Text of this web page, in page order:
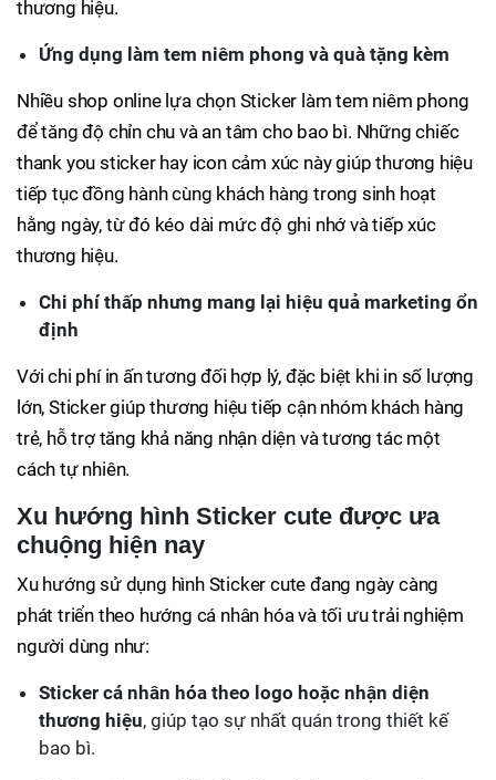
thương hiệu.
Ứng dụng làm tem niêm phong và quà tặng kèm
Nhiều shop online lựa chọn Sticker làm tem niêm phong
để tăng độ chỉn chu và an tâm cho bao bì. Những chiếc
thank you sticker hay icon cảm xúc này giúp thương hiệu
tiếp tục đồng hành cùng khách hàng trong sinh hoạt
hằng ngày, từ đó kéo dài mức độ ghi nhớ và tiếp xúc
thương hiệu.
Chi phí thấp nhưng mang lại hiệu quả marketing ổn
định
Với chi phí in ấn tương đối hợp lý, đặc biệt khi in số lượng
lớn, Sticker giúp thương hiệu tiếp cận nhóm khách hàng
trẻ, hỗ trợ tăng khả năng nhận diện và tương tác một
cách tự nhiên.
Xu hướng hình Sticker cute được ưa
chuộng hiện nay
Xu hướng sử dụng hình Sticker cute đang ngày càng
phát triển theo hướng cá nhân hóa và tối ưu trải nghiệm
người dùng như:
Sticker cá nhân hóa theo logo hoặc nhận diện
thương hiệu, giúp tạo sự nhất quán trong thiết kế
bao bì.